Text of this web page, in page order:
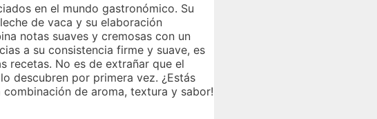
en el mundo gastronómico. Su
de vaca y su elaboración
notas suaves y cremosas con un
a su consistencia firme y suave, es
recetas. No es de extrañar que el
descubren por primera vez. ¿Estás
de aroma, textura y sabor!